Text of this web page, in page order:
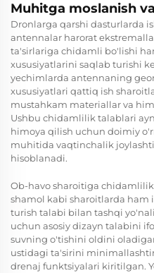
Muhitga moslanish
Dronlarga qarshi dasturlarda
antennalar harorat
ta'sirlariga chidamli bo'lishi
xususiyatlarini saqlab turishi
yechimlarda antennaning
xususiyatlari qattiq ish
mustahkam materiallar va
Ushbu chidamlilik talablari
himoya qilish uchun doimiy
muhitida vaqtinchalik
hisoblanadi.
Ob-havo sharoitiga
shamol kabi sharoitlarda ham
turish talabi bilan tashqi
uchun asosiy dizayn talabini
suvning o'tishini oldini
ustidagi ta'sirini
drenaj funktsiyalari kiritilgan.